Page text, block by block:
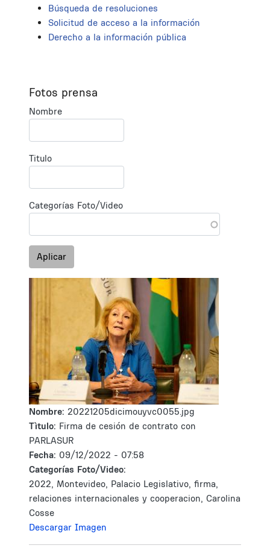
Búsqueda de resoluciones
Solicitud de acceso a la información
Derecho a la información pública
Fotos prensa
Nombre
Titulo
Categorías Foto/Video
Aplicar
Nombre: 20221205dicimouyvc0055.jpg
Tìtulo: Firma de cesión de contrato con
PARLASUR
Fecha: 09/12/2022 - 07:58
Categorías Foto/Video:
2022, Montevideo, Palacio Legislativo, firma,
relaciones internacionales y cooperacion, Carolina
Cosse
Descargar Imagen